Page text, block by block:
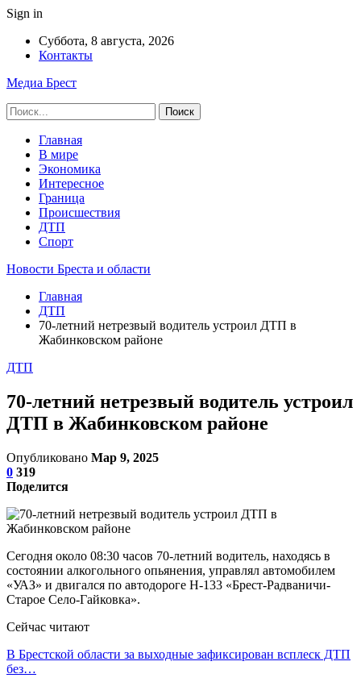
Sign in
Суббота, 8 августа, 2026
Контакты
Медиа Брест
Главная
В мире
Экономика
Интересное
Граница
Происшествия
ДТП
Спорт
Новости Бреста и области
Главная
ДТП
70-летний нетрезвый водитель устроил ДТП в
Жабинковском районе
ДТП
70-летний нетрезвый водитель устроил
ДТП в Жабинковском районе
Опубликовано Мар 9, 2025
0 319
Поделится
Сегодня около 08:30 часов 70-летний водитель, находясь в
состоянии алкогольного опьянения, управлял автомобилем
«УАЗ» и двигался по автодороге Н-133 «Брест-Радваничи-
Старое Село-Гайковка».
Сейчас читают
В Брестской области за выходные зафиксирован всплеск ДТП
без…